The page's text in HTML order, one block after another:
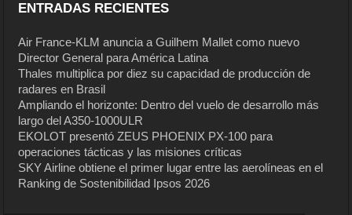
ENTRADAS RECIENTES
Air France-KLM anuncia a Guilhem Mallet como nuevo
Director General para América Latina
Thales multiplica por diez su capacidad de producción de
radares en Brasil
Ampliando el horizonte: Dentro del vuelo de desarrollo más
largo del A350-1000ULR
EKOLOT presentó ZEUS PHOENIX PX-100 para
operaciones tácticas y las misiones críticas
SKY Airline obtiene el primer lugar entre las aerolíneas en el
Ranking de Sostenibilidad Ipsos 2026